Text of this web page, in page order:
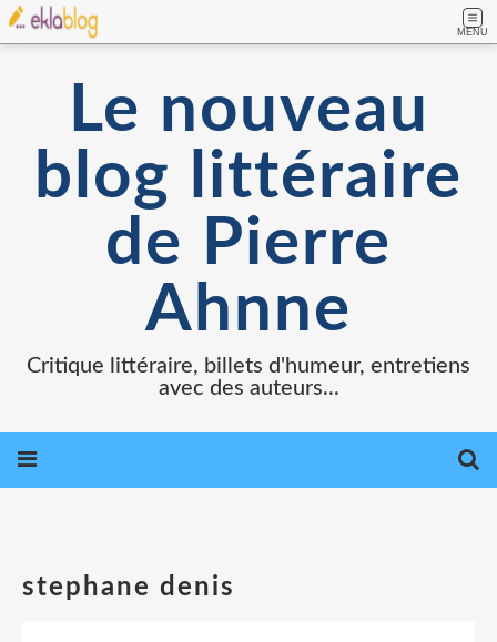
MENU
Le nouveau
blog littéraire
de Pierre
Ahnne
Critique littéraire, billets d'humeur, entretiens
avec des auteurs...
stephane denis